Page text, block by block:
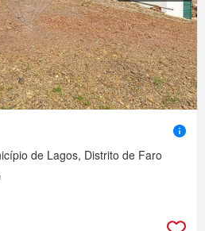
de Lagos, Distrito de Faro